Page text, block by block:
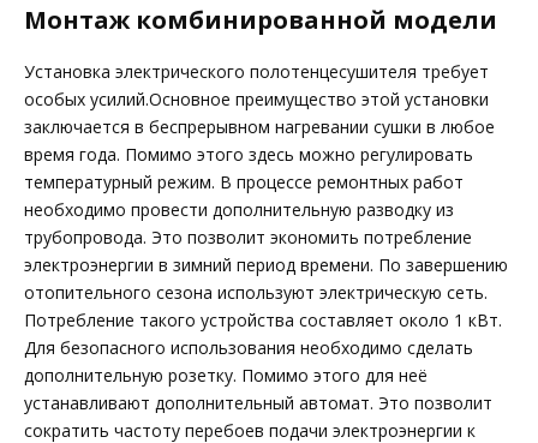
Монтаж комбинированной модели
Установка электрического полотенцесушителя требует
особых усилий.Основное преимущество этой установки
заключается в беспрерывном нагревании сушки в любое
время года. Помимо этого здесь можно регулировать
температурный режим. В процессе ремонтных работ
необходимо провести дополнительную разводку из
трубопровода. Это позволит экономить потребление
электроэнергии в зимний период времени. По завершению
отопительного сезона используют электрическую сеть.
Потребление такого устройства составляет около 1 кВт.
Для безопасного использования необходимо сделать
дополнительную розетку. Помимо этого для неё
устанавливают дополнительный автомат. Это позволит
сократить частоту перебоев подачи электроэнергии к